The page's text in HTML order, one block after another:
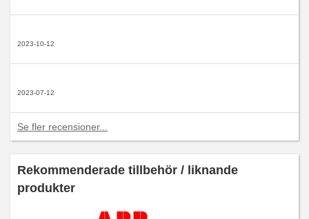
2023-10-12
2023-07-12
Se fler recensioner...
Rekommenderade tillbehör / liknande
produkter